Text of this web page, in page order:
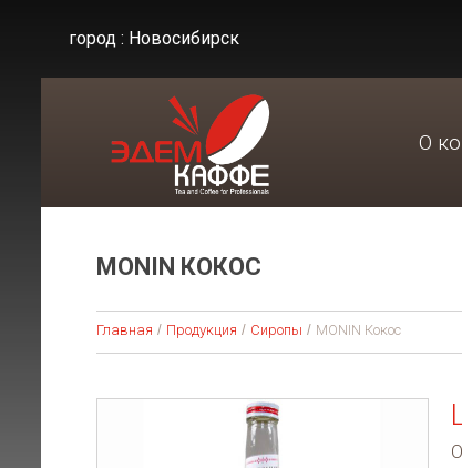
город : Новосибирск
О
MONIN КОКОС
Главная Продукция Сиропы MONIN Кокос